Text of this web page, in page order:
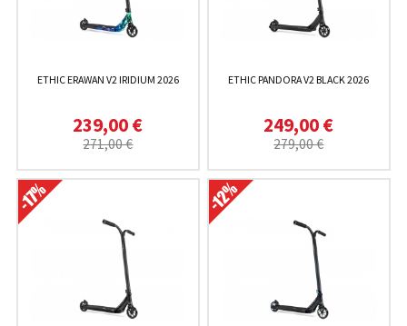
ETHIC ERAWAN V2 IRIDIUM 2026
239,00 €
271,00 €
ETHIC PANDORA V2 BLACK 2026
249,00 €
279,00 €